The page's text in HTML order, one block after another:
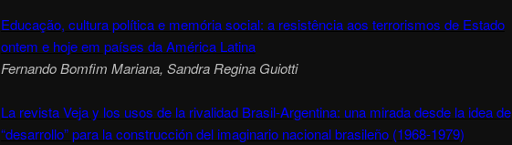
Educação, cultura política e memória social: a resistência aos terrorismos de Estado
ontem e hoje em países da América Latina
Fernando Bomfim Mariana, Sandra Regina Guiotti
La revista Veja y los usos de la rivalidad Brasil-Argentina: una mirada desde la idea de
“desarrollo” para la construcción del imaginario nacional brasileño (1968-1979)